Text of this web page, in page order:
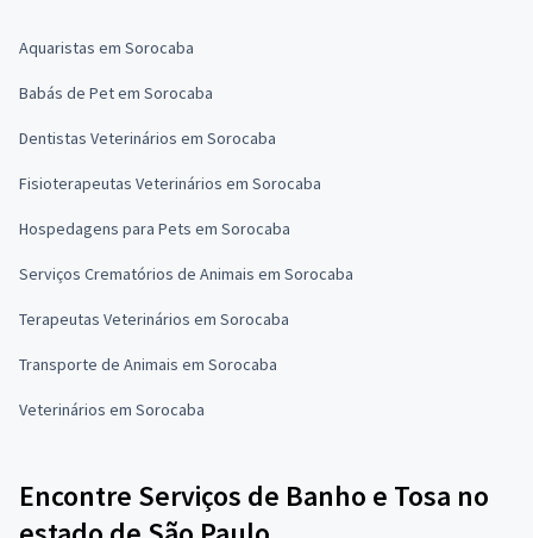
Aquaristas em Sorocaba
Babás de Pet em Sorocaba
Dentistas Veterinários em Sorocaba
Fisioterapeutas Veterinários em Sorocaba
Hospedagens para Pets em Sorocaba
Serviços Crematórios de Animais em Sorocaba
Terapeutas Veterinários em Sorocaba
Transporte de Animais em Sorocaba
Veterinários em Sorocaba
Encontre Serviços de Banho e Tosa no